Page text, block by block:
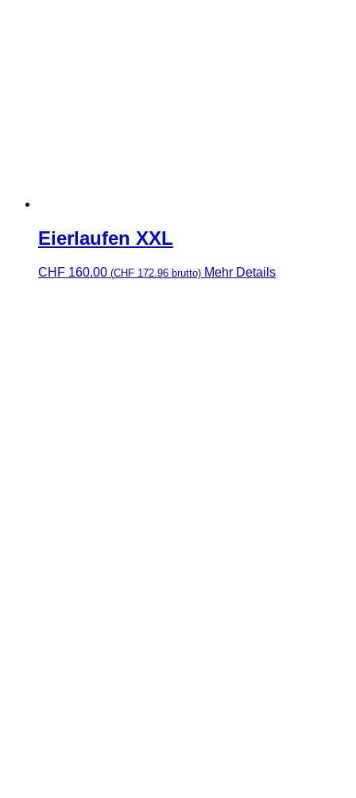
Eierlaufen XXL
CHF 160.00 (CHF 172.96 brutto) Mehr Details